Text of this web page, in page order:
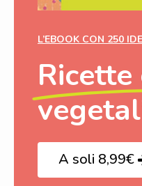
L’EBOOK CON 250
A soli 8,99€